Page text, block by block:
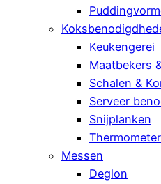
Keukengerei
Maatbekers
Schalen &
Serveer
Snijplanken
Messen
Deglon